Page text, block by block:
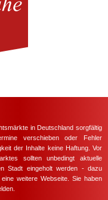
in Deutschland sorgfältig
verschieben oder Fehler
der Inhalte keine Haftung. Vor
sollten unbedingt aktuelle
Stadt eingeholt werden - dazu
weitere Webseite. Sie haben